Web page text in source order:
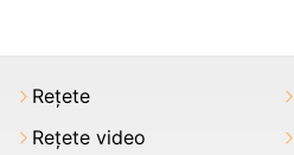
Rețete
Rețete video